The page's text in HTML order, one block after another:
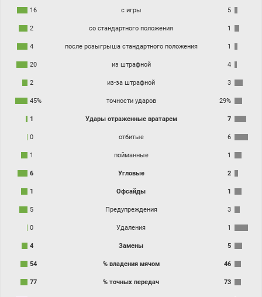
16 с игры 5
2 со стандартного положения 1
4 после розыгрыша стандартного положения 1
20 из штрафной 4
2 из-за штрафной 3
45% точности ударов 29%
1 Удары отраженные вратарем 7
0 отбитые 6
1 пойманные 1
6 Угловые 2
1 Офсайды 1
5 Предупреждения 3
0 Удаления 1
4 Замены 5
54 % владения мячом 46
77 % точных передач 73